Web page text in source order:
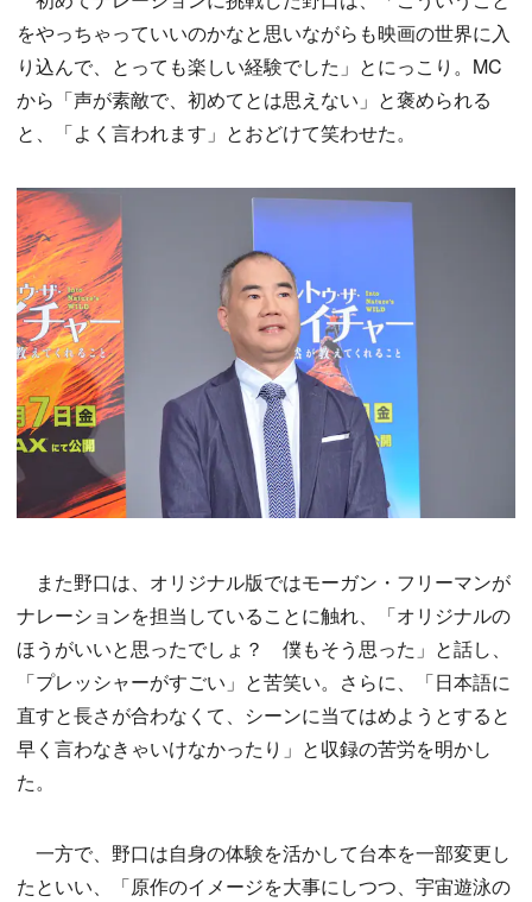
をやっちゃっていいのかなと思いながらも映画の世界に入
り込んで、とっても楽しい経験でした」とにっこり。MC
から「声が素敵で、初めてとは思えない」と褒められる
と、「よく言われます」とおどけて笑わせた。
また野口は、オリジナル版ではモーガン・フリーマンが
ナレーションを担当していることに触れ、「オリジナルの
ほうがいいと思ったでしょ？ 僕もそう思った」と話し、
「プレッシャーがすごい」と苦笑い。さらに、「日本語に
直すと長さが合わなくて、シーンに当てはめようとすると
早く言わなきゃいけなかったり」と収録の苦労を明かし
た。
一方で、野口は自身の体験を活かして台本を一部変更し
たといい、「原作のイメージを大事にしつつ、宇宙遊泳の